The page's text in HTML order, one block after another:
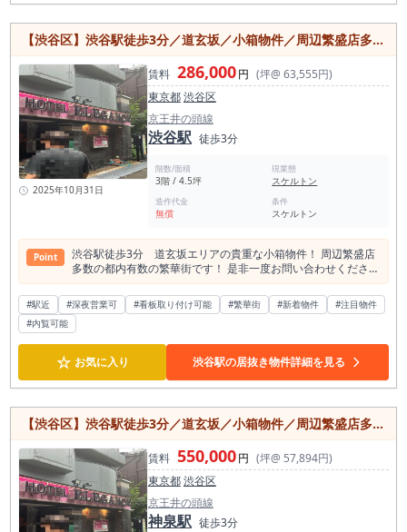
【渋谷区】渋谷駅徒歩3分／道玄坂／小箱物件／周辺繁盛店多数／約4.5坪／3階左側区画
2025年10月31日
賃料 286,000円 (坪@ 63,555円)
東京都渋谷区
京王井の頭線
渋谷駅 徒歩3分
階数/面積
3階 / 4.5坪
現業態
スケルトン
造作代金
無償
条件
スケルトン
Point
渋谷駅徒歩3分 道玄坂エリアの貴重な小箱物件！ 周辺繁盛店
多数の都内有数の繁華街です！ 是非一度お問い合わせくださ
い！
#駅近 #深夜営業可 #看板取り付け可能 #繁華街 #新着物件
#注目物件
#内覧可能
☆ お気に入り 渋谷駅の居抜き物件詳細を見る
【渋谷区】渋谷駅徒歩3分／道玄坂／小箱物件／周辺繁盛店多数／約9.5坪／2階
賃料 550,000円 (坪@ 57,894円)
東京都渋谷区
京王井の頭線
神泉駅 徒歩3分